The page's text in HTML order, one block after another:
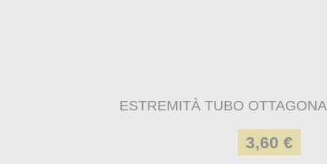
ESTREMITÀ TUBO
3,60 €